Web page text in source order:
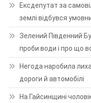
Ексдепутат за
землі відбувся
Зелений Південний
проби води і про що
Негода наробила
дороги й автомобілі
На Гайсинщині